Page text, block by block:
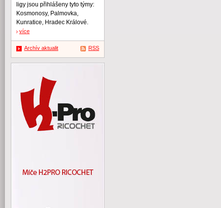
ligy jsou přihlášeny tyto týmy:
Kosmonosy, Palmovka,
Kunratice, Hradec Králové.
více
Archív aktualit RSS